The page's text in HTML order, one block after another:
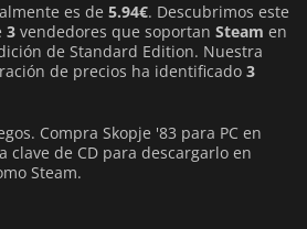
es de 5.94€. Descubrimos este
3 vendedores que soportan Steam en
de Standard Edition. Nuestra
de precios ha identificado 3
Compra Skopje '83 para PC en
clave de CD para descargarlo en
Steam.